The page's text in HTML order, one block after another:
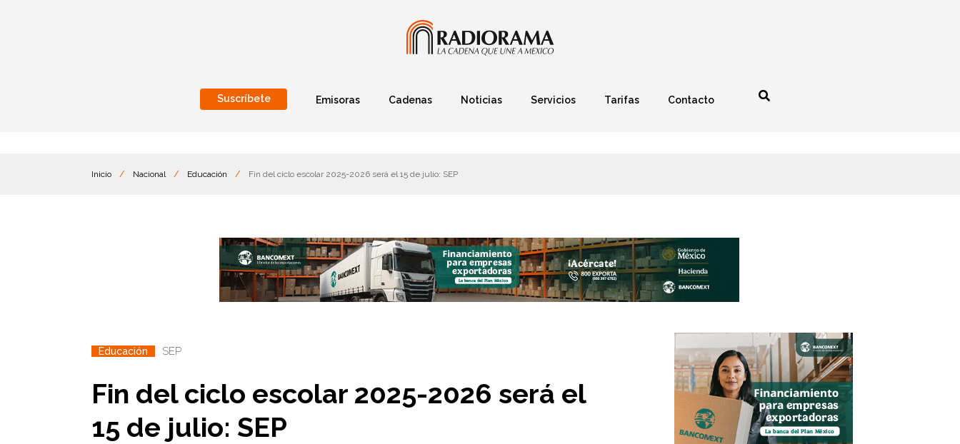
Suscríbete Emisoras Cadenas Noticias Servicios Tarifas Contacto
Inicio / Nacional / Educación / Fin del ciclo escolar 2025-2026 será el 15 de julio: SEP
Educación SEP
Fin del ciclo escolar 2025-2026 será el
15 de julio: SEP